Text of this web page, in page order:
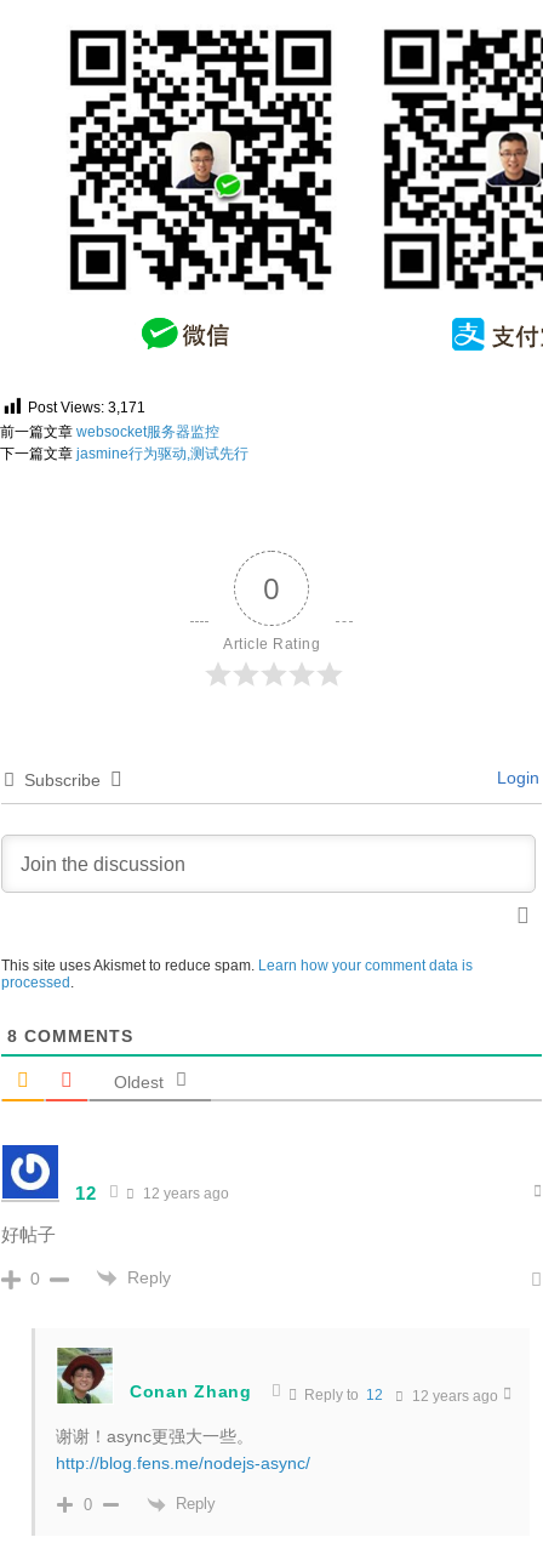
Post Views: 3,171
前一篇文章 websocket服务器监控
下一篇文章 jasmine行为驱动,测试先行
0
Article Rating
Subscribe Login
This site uses Akismet to reduce spam. Learn how your comment data is
processed .
8 COMMENTS
Oldest
12 12 years ago
好帖子
0 Reply
Conan Zhang Reply to 12 12 years ago
谢谢！async更强大一些。
http://blog.fens.me/nodejs-async/
0 Reply